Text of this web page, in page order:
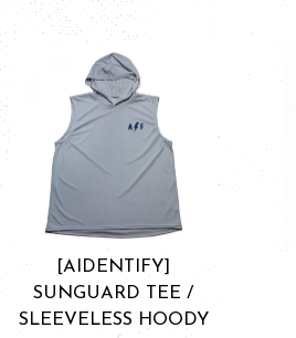
[AIDENTIFY]
SUNGUARD TEE /
SLEEVELESS HOODY